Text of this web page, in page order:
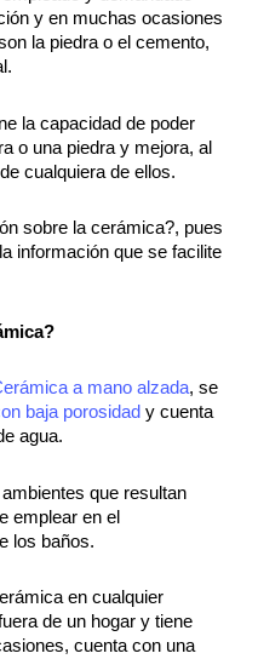
y en muchas ocasiones
la piedra o el cemento,
la capacidad de poder
o una piedra y mejora, al
cualquiera de ellos.
sobre la cerámica?, pues
información que se facilite
a mano alzada, se
baja porosidad y cuenta
agua.
que resultan
emplear en el
los baños.
en cualquier
de un hogar y tiene
cuenta con una